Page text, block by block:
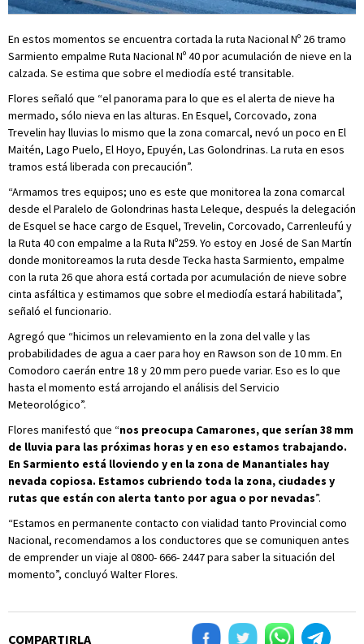
En estos momentos se encuentra cortada la ruta Nacional Nº 26 tramo
Sarmiento empalme Ruta Nacional Nº 40 por acumulación de nieve en la
calzada. Se estima que sobre el mediodía esté transitable.
Flores señaló que “el panorama para lo que es el alerta de nieve ha
mermado, sólo nieva en las alturas. En Esquel, Corcovado, zona
Trevelin hay lluvias lo mismo que la zona comarcal, nevó un poco en El
Maitén, Lago Puelo, El Hoyo, Epuyén, Las Golondrinas. La ruta en esos
tramos está liberada con precaución”.
“Armamos tres equipos; uno es este que monitorea la zona comarcal
desde el Paralelo de Golondrinas hasta Leleque, después la delegación
de Esquel se hace cargo de Esquel, Trevelin, Corcovado, Carrenleufú y
la Ruta 40 con empalme a la Ruta Nº259. Yo estoy en José de San Martín
donde monitoreamos la ruta desde Tecka hasta Sarmiento, empalme
con la ruta 26 que ahora está cortada por acumulación de nieve sobre
cinta asfáltica y estimamos que sobre el mediodía estará habilitada”,
señaló el funcionario.
Agregó que “hicimos un relevamiento en la zona del valle y las
probabilidades de agua a caer para hoy en Rawson son de 10 mm. En
Comodoro caerán entre 18 y 20 mm pero puede variar. Eso es lo que
hasta el momento está arrojando el análisis del Servicio
Meteorológico”.
Flores manifestó que “nos preocupa Camarones, que serían 38 mm
de lluvia para las próximas horas y en eso estamos trabajando.
En Sarmiento está lloviendo y en la zona de Manantiales hay
nevada copiosa. Estamos cubriendo toda la zona, ciudades y
rutas que están con alerta tanto por agua o por nevadas”.
“Estamos en permanente contacto con vialidad tanto Provincial como
Nacional, recomendamos a los conductores que se comuniquen antes
de emprender un viaje al 0800- 666- 2447 para saber la situación del
momento”, concluyó Walter Flores.
COMPARTIRLA